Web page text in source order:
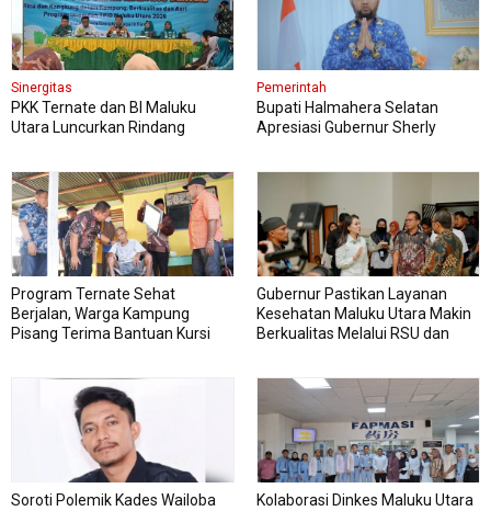
Sinergitas
PKK Ternate dan BI Maluku
Utara Luncurkan Rindang
Pemerintah
Bupati Halmahera Selatan
Apresiasi Gubernur Sherly
Program Ternate Sehat
Berjalan, Warga Kampung
Pisang Terima Bantuan Kursi
Gubernur Pastikan Layanan
Kesehatan Maluku Utara Makin
Berkualitas Melalui RSU dan
Soroti Polemik Kades Wailoba
Kolaborasi Dinkes Maluku Utara